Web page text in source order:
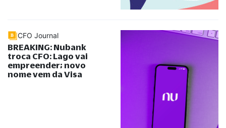
CFO Journal
BREAKING: Nubank
troca CFO: Lago vai
empreender; novo
nome vem da Visa